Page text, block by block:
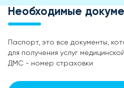
Необходимые
Паспорт, это все документы,
для получения услуг
ДМС - номер страховки